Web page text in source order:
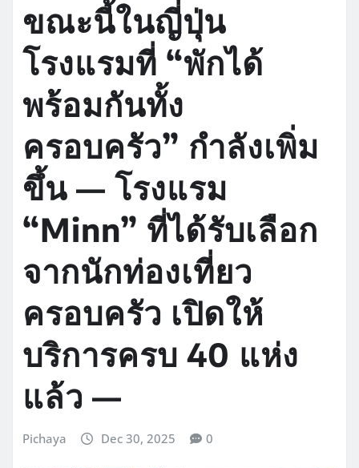
ขณะนี้ในญี่ปุ่น
โรงแรมที่ “พักได้
พร้อมกันทั้ง
ครอบครัว” กำลังเพิ่ม
ขึ้น — โรงแรม
“Minn” ที่ได้รับเลือก
จากนักท่องเที่ยว
ครอบครัว เปิดให้
บริการครบ 40 แห่ง
แล้ว —
Pichaya Dec 30, 2025 0